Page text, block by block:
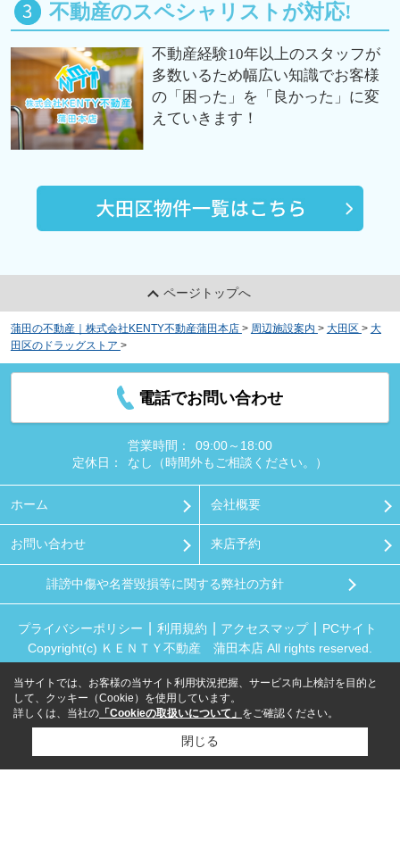
不動産のスペシャリストが対応!
不動産経験10年以上のスタッフが
多数いるため幅広い知識でお客様
の「困った」を「良かった」に変
えていきます！
ページトップへ
蒲田の不動産｜株式会社KENTY不動産蒲田本店 > 周辺施設案内 > 大田区 > 大
田区のドラッグストア >
電話でお問い合わせ
営業時間：
09:00～18:00
定休日：
なし（時間外もご相談ください。）
ホーム 会社概要
お問い合わせ 来店予約
誹謗中傷や名誉毀損等に関する弊社の方針
プライバシーポリシー 利用規約 アクセスマップ
PCサイト
Copyright(c) ＫＥＮＴＹ不動産 蒲田本店 All rights reserved.
当サイトでは、お客様の当サイト利用状況把握、サービス向上検討を目的と
して、クッキー（Cookie）を使用しています。
詳しくは、当社の 「Cookieの取扱いについて」 をご確認ください。
閉じる